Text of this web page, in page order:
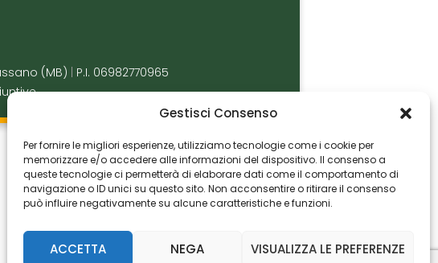
Gestisci Consenso
Per fornire le migliori esperienze, utilizziamo tecnologie come i cookie per
memorizzare e/o accedere alle informazioni del dispositivo. Il consenso a
queste tecnologie ci permetterà di elaborare dati come il comportamento di
navigazione o ID unici su questo sito. Non acconsentire o ritirare il consenso
può influire negativamente su alcune caratteristiche e funzioni.
ACCETTA NEGA VISUALIZZA LE PREFERENZE
(MB)
P.I. 06982770965